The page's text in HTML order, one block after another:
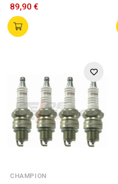
89,90 €
CHAMPION